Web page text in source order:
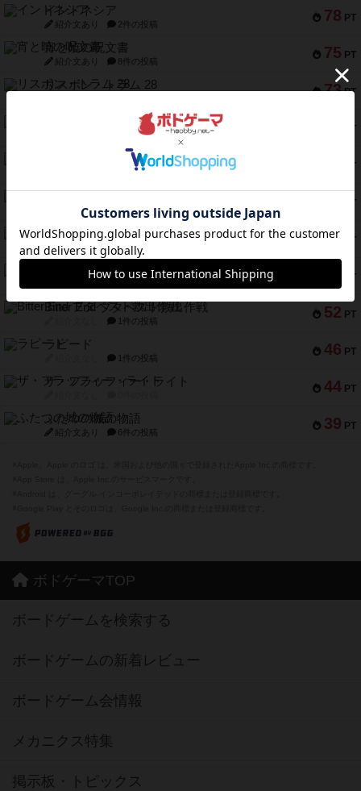
78 PT
インドネシア
紹介文あり 2件の投稿
75 PT
宵と暁の呪文書
紹介文あり 8件の投稿
73 PT
リスボン・トラム 28
PT
1件の投稿
PT
1件の投稿
PT
紹介文なし 1件の投稿
59 PT
スモールワールド
紹介文あり 13件の投稿
PT
ギャンブラー
52 PT
Bitter End ブタペスト救出作戦
1件の投稿
46 PT
ラピード
1件の投稿
44 PT
ザ・フラッフィー・ライト
39 PT
ふたつの城の物語
紹介文あり 6件の投稿
ボドゲーマTOP
ボードゲームを検索する
ボードゲームの新着レビュー
ボードゲーム会情報
メカニクス特集
掲示板・トピックス